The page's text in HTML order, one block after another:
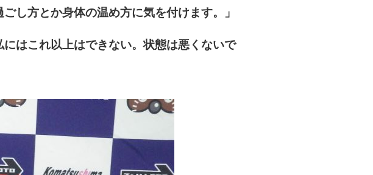
し方とか身体の温め方に気を付けます。」
はこれ以上はできない。状態は悪くないで